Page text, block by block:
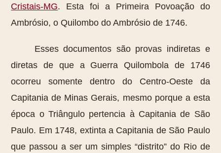
Cristais-MG. Esta foi a Primeira Povoação do
Ambrósio, o Quilombo do Ambrósio de 1746.
Esses documentos são provas indiretas e
diretas de que a Guerra Quilombola de 1746
ocorreu somente dentro do Centro-Oeste da
Capitania de Minas Gerais, mesmo porque a esta
época o Triângulo pertencia à Capitania de São
Paulo. Em 1748, extinta a Capitania de São Paulo
que passou a ser um simples “distrito” do Rio de